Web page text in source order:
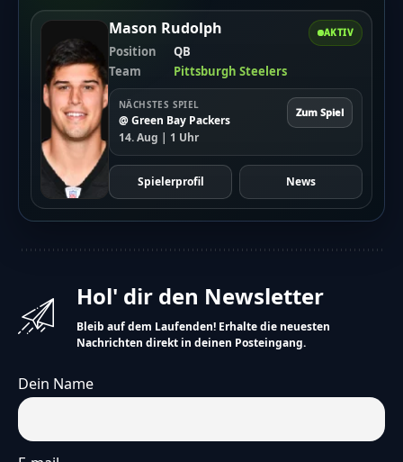
AKTIV
Mason Rudolph
Position
QB
Team
Pittsburgh Steelers
NÄCHSTES SPIEL
@ Green Bay Packers
14. Aug | 1 Uhr
Zum Spiel
Spielerprofil News
Hol' dir den Newsletter
Bleib auf dem Laufenden! Erhalte die neuesten
Nachrichten direkt in deinen Posteingang.
Dein Name